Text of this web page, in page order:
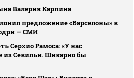
Валерия Карпина
предложение «Барселоны» в
— СМИ
Серхио Рамоса: «У нас
из Севильи. Шикарно бы